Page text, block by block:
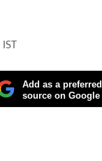
IST
Add as a preferred
source on Google